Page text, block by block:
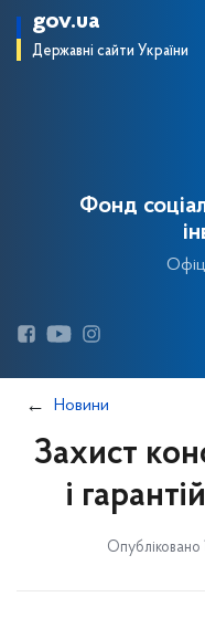
gov.ua
Державні сайти України
Фонд
Новини
Захист
і
Опубліковано